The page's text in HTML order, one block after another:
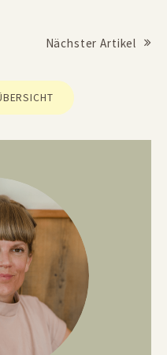
Nächster Artikel